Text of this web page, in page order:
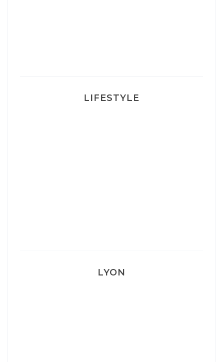
LIFESTYLE
LYON